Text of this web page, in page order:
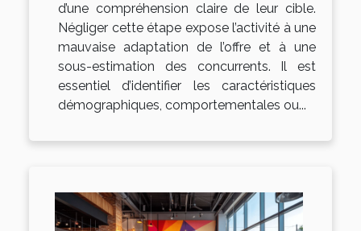
d’une compréhension claire de leur cible.
Négliger cette étape expose l’activité à une
mauvaise adaptation de l’offre et à une
sous-estimation des concurrents. Il est
essentiel d’identifier les caractéristiques
démographiques, comportementales ou...